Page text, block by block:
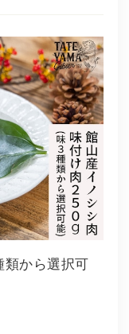
類から選択可